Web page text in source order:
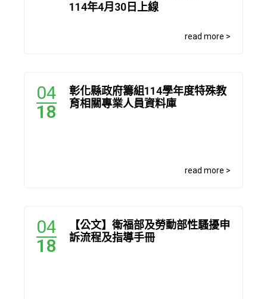
114年4月30日上線
read more >
彰化縣政府籌組114學年度特殊教
育相關專業人員資料庫
read more >
04
18
【公文】衛福部及勞動部性騷擾申
訴流程及指導手冊
04
18